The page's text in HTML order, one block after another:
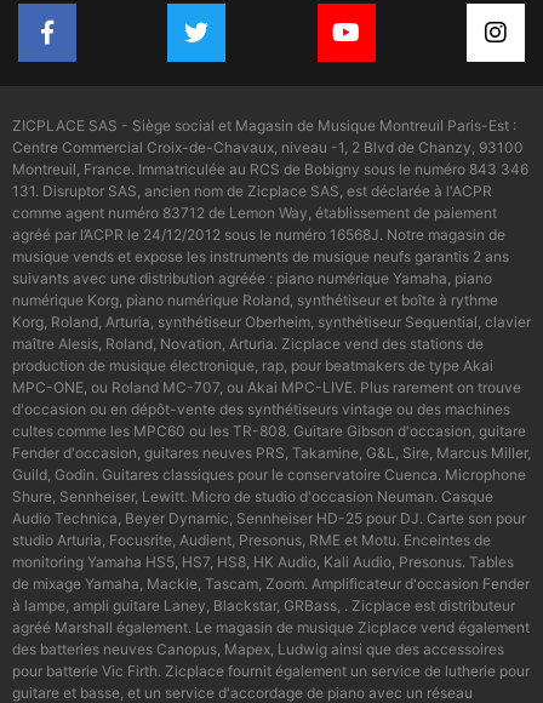
ZICPLACE SAS - Siège social et Magasin de Musique Montreuil Paris-Est :
Centre Commercial Croix-de-Chavaux, niveau -1, 2 Blvd de Chanzy, 93100
Montreuil, France. Immatriculée au RCS de Bobigny sous le numéro 843 346
131. Disruptor SAS, ancien nom de Zicplace SAS, est déclarée à l'ACPR
comme agent numéro 83712 de Lemon Way, établissement de paiement
agréé par l’ACPR le 24/12/2012 sous le numéro 16568J. Notre magasin de
musique vends et expose les instruments de musique neufs garantis 2 ans
suivants avec une distribution agréée : piano numérique Yamaha, piano
numérique Korg, piano numérique Roland, synthétiseur et boîte à rythme
Korg, Roland, Arturia, synthétiseur Oberheim, synthétiseur Sequential, clavier
maître Alesis, Roland, Novation, Arturia. Zicplace vend des stations de
production de musique électronique, rap, pour beatmakers de type Akai
MPC-ONE, ou Roland MC-707, ou Akai MPC-LIVE. Plus rarement on trouve
d'occasion ou en dépôt-vente des synthétiseurs vintage ou des machines
cultes comme les MPC60 ou les TR-808. Guitare Gibson d'occasion, guitare
Fender d'occasion, guitares neuves PRS, Takamine, G&L, Sire, Marcus Miller,
Guild, Godin. Guitares classiques pour le conservatoire Cuenca. Microphone
Shure, Sennheiser, Lewitt. Micro de studio d'occasion Neuman. Casque
Audio Technica, Beyer Dynamic, Sennheiser HD-25 pour DJ. Carte son pour
studio Arturia, Focusrite, Audient, Presonus, RME et Motu. Enceintes de
monitoring Yamaha HS5, HS7, HS8, HK Audio, Kali Audio, Presonus. Tables
de mixage Yamaha, Mackie, Tascam, Zoom. Amplificateur d'occasion Fender
à lampe, ampli guitare Laney, Blackstar, GRBass, . Zicplace est distributeur
agréé Marshall également. Le magasin de musique Zicplace vend également
des batteries neuves Canopus, Mapex, Ludwig ainsi que des accessoires
pour batterie Vic Firth. Zicplace fournit également un service de lutherie pour
guitare et basse, et un service d'accordage de piano avec un réseau